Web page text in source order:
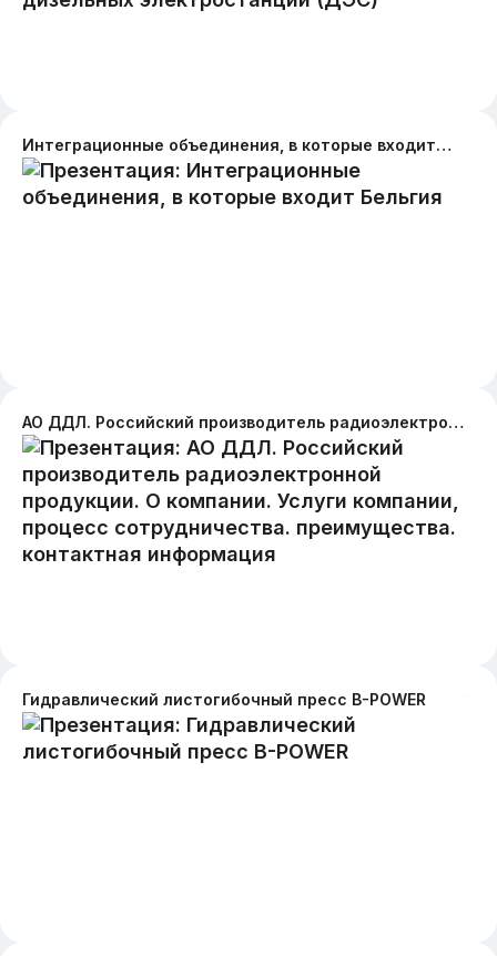
Интеграционные объединения, в которые входит Бельгия
АО ДДЛ. Российский производитель радиоэлектронной продукции. О компании. Услуги компании, процесс сотрудничества. преимущества. контактная информация
Гидравлический листогибочный пресс B-POWER